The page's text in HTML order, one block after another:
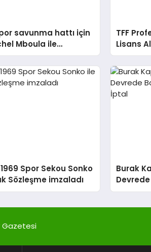
savunma hattı için
Mboula ile
TFF
Lisans
40’a
cezası
Spor Sekou Sonko
Sözleşme imzaladı
Burak
Gazetesi